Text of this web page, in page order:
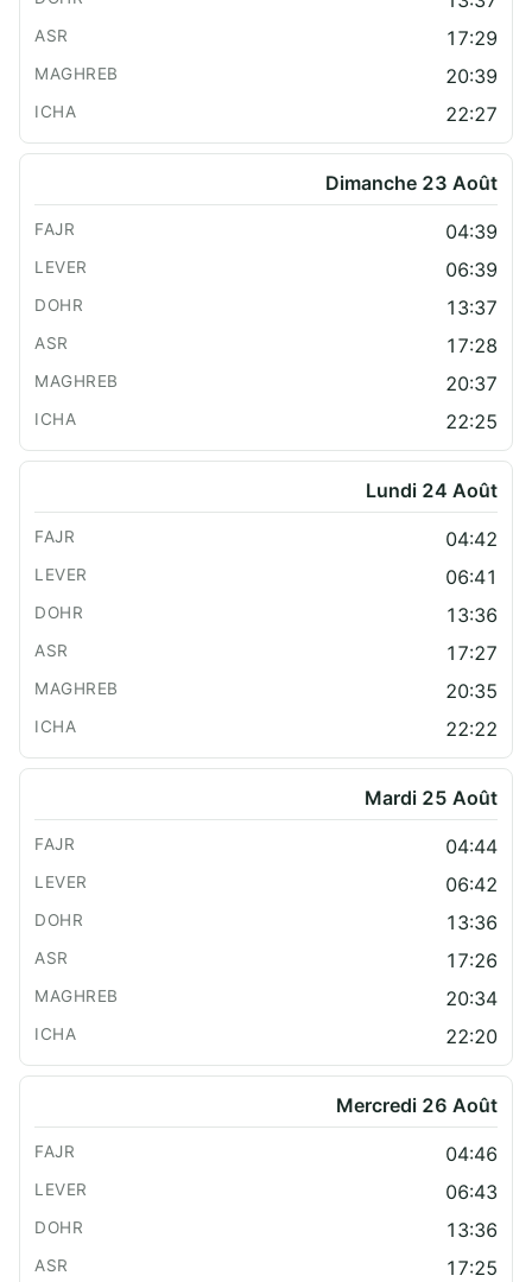
17:29
20:39
22:27
Dimanche 23 Août
04:39
06:39
13:37
17:28
20:37
22:25
Lundi 24 Août
04:42
06:41
13:36
17:27
20:35
22:22
Mardi 25 Août
04:44
06:42
13:36
17:26
20:34
22:20
Mercredi 26 Août
04:46
06:43
13:36
17:25